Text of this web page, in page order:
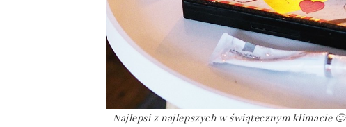
Najlepsi z najlepszych w świątecznym klimacie 🙂